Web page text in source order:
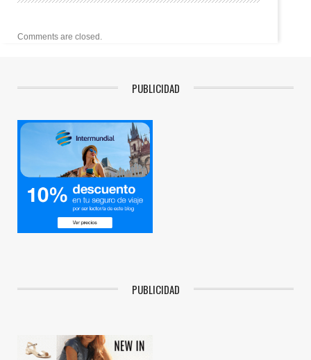
Comments are closed.
PUBLICIDAD
PUBLICIDAD